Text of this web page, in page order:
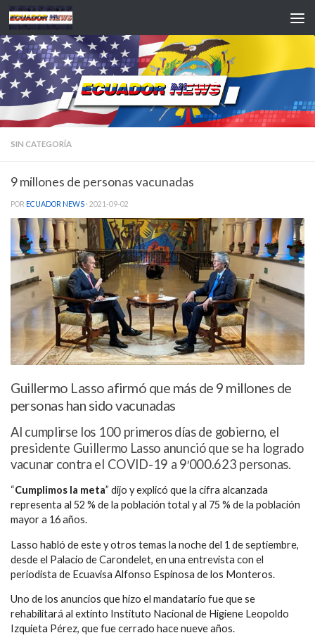
Saltar al contenido
SIN CATEGORÍA
9 millones de personas vacunadas
POR ECUADOR NEWS · 2021-09-02
Guillermo Lasso afirmó que más de 9 millones de
personas han sido vacunadas
Al cumplirse los 100 primeros días de gobierno, el
presidente Guillermo Lasso anunció que se ha logrado
vacunar contra el COVID-19 a 9′000.623 personas.
“Cumplimos la meta” dijo y explicó que la cifra alcanzada
representa al 52 % de la población total y al 75 % de la población
mayor a 16 años.
Lasso habló de este y otros temas la noche del 1 de septiembre,
desde el Palacio de Carondelet, en una entrevista con el
periodista de Ecuavisa Alfonso Espinosa de los Monteros.
Uno de los anuncios que hizo el mandatario fue que se
rehabilitará al extinto Instituto Nacional de Higiene Leopoldo
Izquieta Pérez, que fue cerrado hace nueve años.